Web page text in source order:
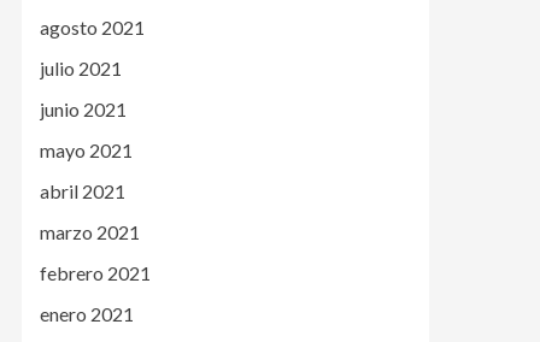
agosto 2021
julio 2021
junio 2021
mayo 2021
abril 2021
marzo 2021
febrero 2021
enero 2021